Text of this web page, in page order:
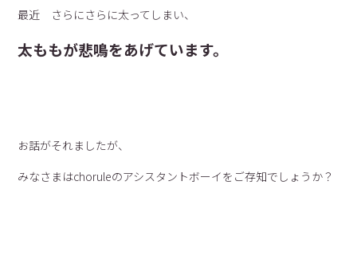
最近 さらにさらに太ってしまい、
太ももが悲鳴をあげています。
お話がそれましたが、
みなさまはchoruleのアシスタントボーイをご存知でしょうか？